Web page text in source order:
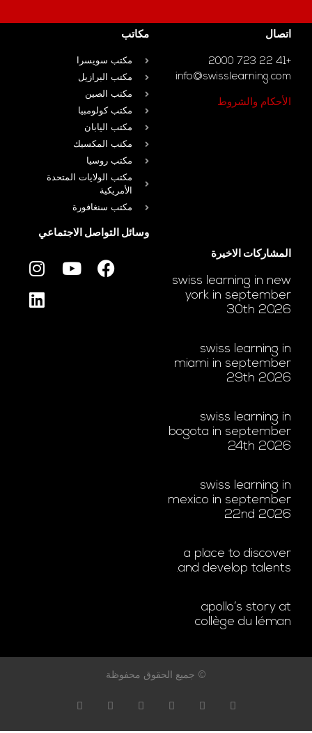
اتصال
+41 22 723 2000
info@swisslearning.com
الأحكام والشروط
مكاتب
مكتب سويسرا
مكتب البرازيل
مكتب الصين
مكتب كولومبيا
مكتب اليابان
مكتب المكسيك
مكتب روسيا
مكتب الولايات المتحدة
الأمريكية
مكتب سنغافورة
المشاركات الاخيرة
swiss learning in new
york in september
30th 2026
swiss learning in
miami in september
29th 2026
swiss learning in
bogota in september
24th 2026
swiss learning in
mexico in september
22nd 2026
a place to discover
and develop talents.
apollo’s story at
collège du léman
وسائل التواصل الاجتماعي
© جميع الحقوق محفوظة